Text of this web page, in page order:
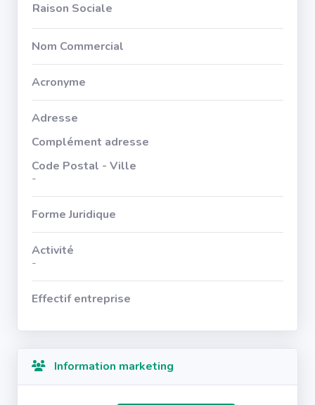
Raison Sociale
Nom Commercial
Acronyme
Adresse
Complément adresse
Code Postal - Ville
-
Forme Juridique
Activité
-
Effectif entreprise
Information marketing